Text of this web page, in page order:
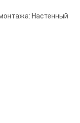
Настенный